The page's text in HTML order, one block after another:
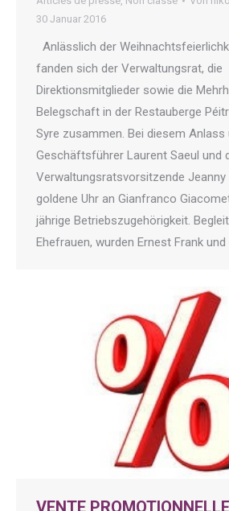
30 Januar 2016
Anlässlich der
fanden sich der Verwaltungsrat, die
Direktionsmitglieder sowie die
Belegschaft in der Restauberge
Syre zusammen. Bei diesem
Geschäftsführer Laurent Saeul und
Verwaltungsratsvorsitzende Jeanny
goldene Uhr an Gianfranco
jährige Betriebszugehörigkeit.
Ehefrauen, wurden Ernest Frank und